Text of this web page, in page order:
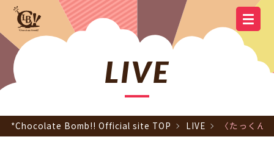
OFFICIAL SITE TOP
SCHEDULE DISCOGRAPHY
GOODS
YOUTUBE OFFICIAL LINE
OFFICIAL
LIVE
*Chocolate Bomb!! Official site TOP LIVE 〈たっくん